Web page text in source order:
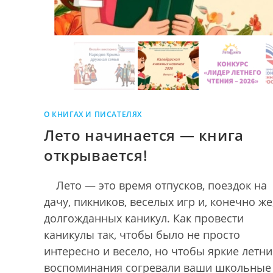
О КНИГАХ И ПИСАТЕЛЯХ
Лето начинается — книга
открывается!
Лето — это время отпусков, поездок на
дачу, пикников, веселых игр и, конечно
долгожданных каникул. Как провести
каникулы так, чтобы было не просто
интересно и весело, но чтобы яркие
воспоминания согревали ваши школьные